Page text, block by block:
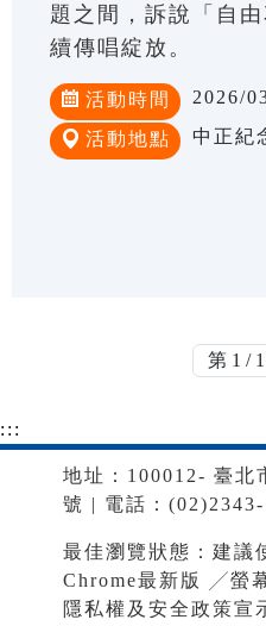
題之間，訴說「自
續傳唱綻放。
活動時間 2026/
活動地點 中正紀
:::
地址：100012- 臺北
號 | 電話：(02)2343-
最佳瀏覽狀態：建議
Chrome最新版 ╱螢
隱私權及安全政策宣